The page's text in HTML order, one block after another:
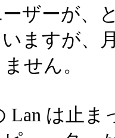
ーザーが、
ますが、
せん。
Lan は止